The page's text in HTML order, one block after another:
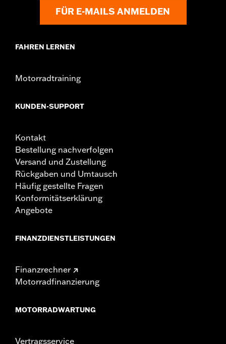
FÜR E-MAILS ANMELDEN
FAHREN LERNEN
Motorradtraining
KUNDEN-SUPPORT
Kontakt
Bestellung nachverfolgen
Versand und Zustellung
Rückgaben und Umtausch
Häufig gestellte Fragen
Konformitätserklärung
Angebote
FINANZDIENSTLEISTUNGEN
Finanzrechner
Motorradfinanzierung
MOTORRADWARTUNG
Vertragsservice